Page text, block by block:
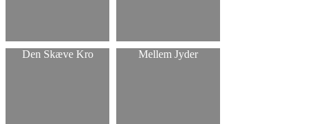
Den Skæve Kro Mellem Jyder